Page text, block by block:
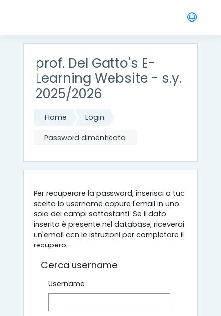
prof. Del Gatto's E-
Learning Website - s.y.
2025/2026
Home Login
Password dimenticata
Per recuperare la password, inserisci a tua
scelta lo username oppure l'email in uno
solo dei campi sottostanti. Se il dato
inserito è presente nel database, riceverai
un'email con le istruzioni per completare il
recupero.
Cerca username
Username